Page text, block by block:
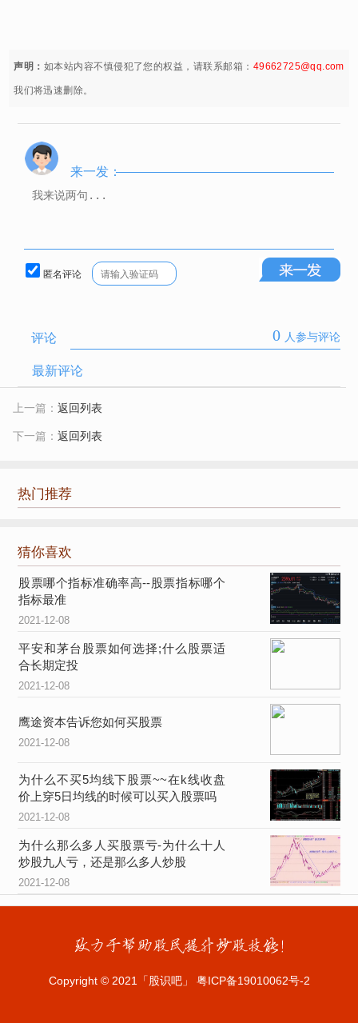
声明： 如本站内容不慎侵犯了您的权益，请联系邮箱： 49662725@qq.com
我们将迅速删除。
来一发：
匿名评论
评论 0 人参与评论
最新评论
上一篇： 返回列表
下一篇： 返回列表
热门推荐
猜你喜欢
股票哪个指标准确率高--股票指标哪个
指标最准
2021-12-08
平安和茅台股票如何选择;什么股票适
合长期定投
2021-12-08
鹰途资本告诉您如何买股票
2021-12-08
为什么不买5均线下股票~~在k线收盘
价上穿5日均线的时候可以买入股票吗
2021-12-08
为什么那么多人买股票亏-为什么十人
炒股九人亏，还是那么多人炒股
2021-12-08
Copyright © 2021「股识吧」 粤ICP备19010062号-2